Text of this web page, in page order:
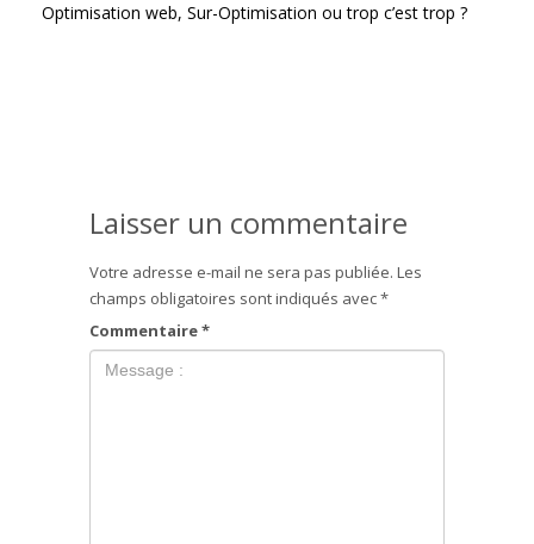
Optimisation web, Sur-Optimisation ou trop c’est trop ?
Laisser un commentaire
Votre adresse e-mail ne sera pas publiée. Les
champs obligatoires sont indiqués avec*
Commentaire*